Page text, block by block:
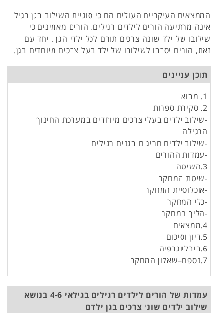
הממצאים העיקריים העולים הם כי סוגיית השילוב בגן רגיל
אינה מרתיעה הורים לילדים רגילים, הורים מאמינים כי
שילובו של ילד שונה צרכים תורם לכל ילדי הגן . יחד עם
זאת, הורים יסרבו לשילובו של ילד בעל צרכים מיוחדים בגן.
תוכן עניינים
1. מבוא
2. סקירת ספרות
-שילוב ילדים בעלי צרכים מיוחדים במערכת החינוך
הרגילה
-שילוב ילדים חריגים בגנים רגילים
-עמדות ההורים
3.השיטה
-שיטת המחקר
-אוכלוסיית המחקר
-כלי המחקר
-הליך המחקר
4.ממצאים
5.דיון וסיכום
6.ביבליוגרפיה
7.נספח–שאלון המחקר
עמדות של הורים לילדים רגילים בגילאי 4-6 בנושא
שילוב ילדים שוני צרכים בגן ילדם